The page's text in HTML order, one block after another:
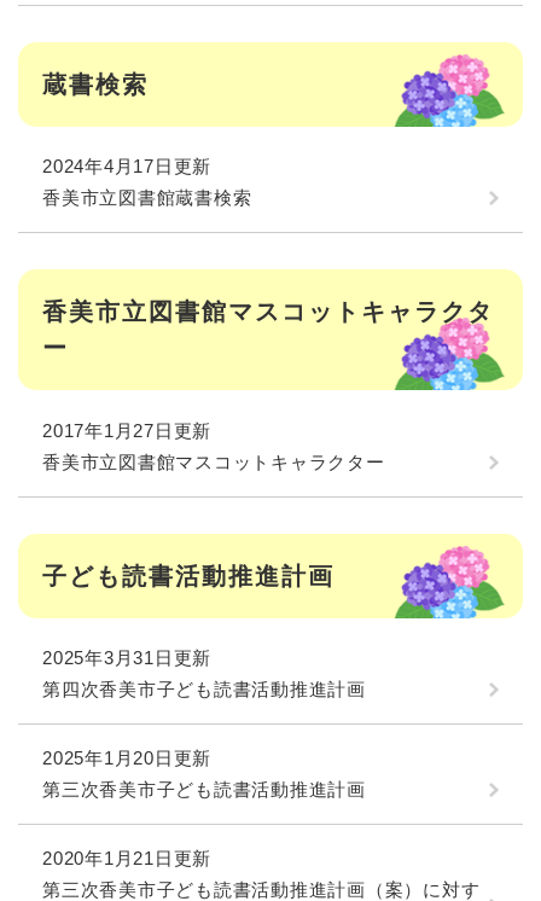
蔵書検索
2024年4月17日更新
香美市立図書館蔵書検索
香美市立図書館マスコットキャラクタ
ー
2017年1月27日更新
香美市立図書館マスコットキャラクター
子ども読書活動推進計画
2025年3月31日更新
第四次香美市子ども読書活動推進計画
2025年1月20日更新
第三次香美市子ども読書活動推進計画
2020年1月21日更新
第三次香美市子ども読書活動推進計画（案）に対す